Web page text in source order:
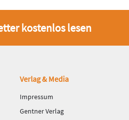
kostenlos lesen
Verlag & Media
Impressum
Gentner Verlag